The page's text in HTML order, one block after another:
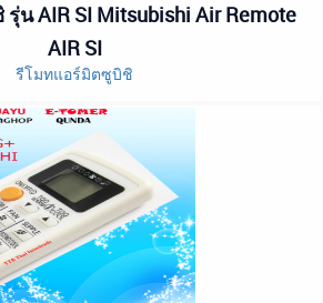
น AIR SI Mitsubishi Air Remote
AIR SI
รีโมทแอร์มิตซูบิชิ